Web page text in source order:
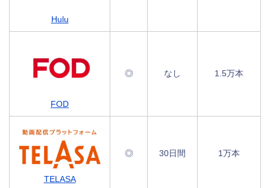
Hulu
FOD
◎ なし 1.5万本
TELASA
◎ 30日間 1万本